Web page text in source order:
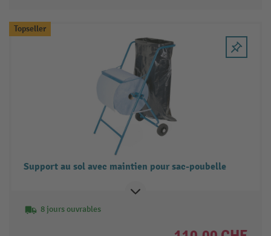
Topseller
Support au sol avec maintien pour sac-poubelle
8 jours ouvrables